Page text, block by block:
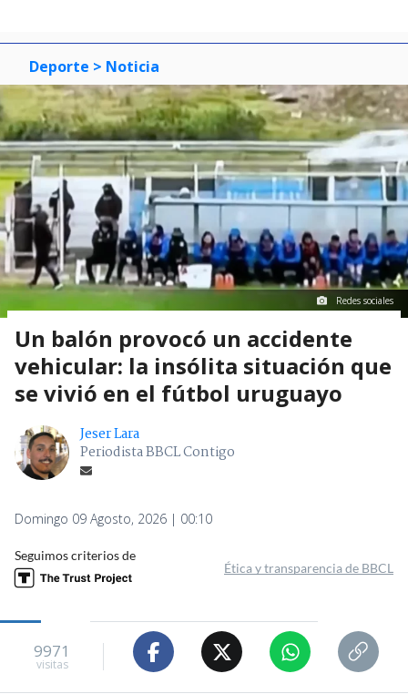
Deporte > Noticia
Redes sociales
Un balón provocó un accidente
vehicular: la insólita situación que
se vivió en el fútbol uruguayo
Jeser Lara
Periodista BBCL Contigo
Domingo 09 Agosto, 2026 | 00:10
Seguimos criterios de
Ética y transparencia de BBCL
9971
visitas